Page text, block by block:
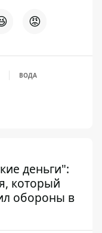
😡
ВОДА
деньги":
который
обороны в